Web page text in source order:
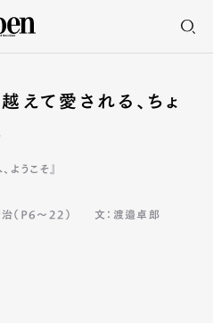
えて愛される、ちょ
ようこそ』
（P6〜22）
文：渡邉卓郎